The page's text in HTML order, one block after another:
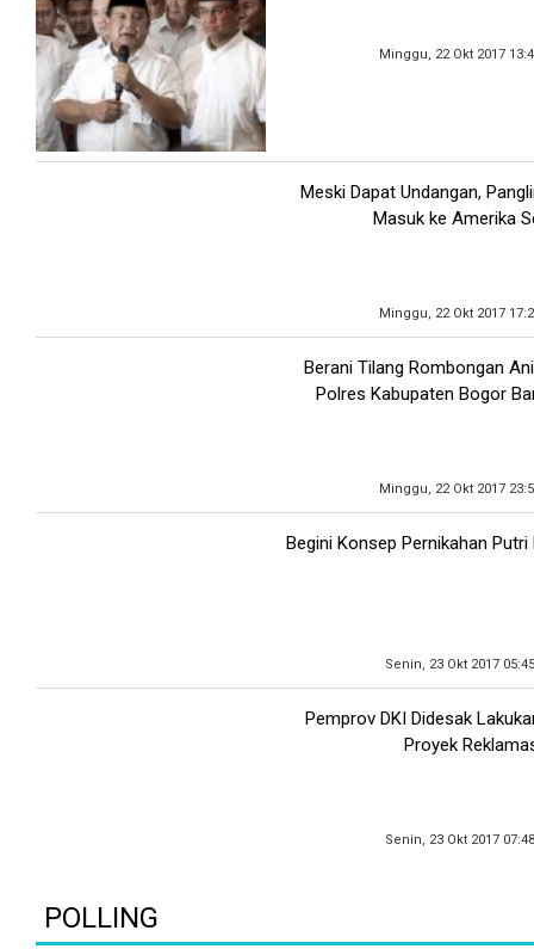
Minggu, 22 Okt 2017
Meski Dapat Undangan,
Masuk ke Amerika
Minggu, 22 Okt 2017
Berani Tilang Rombongan
Polres Kabupaten Bogor
Minggu, 22 Okt 2017
Begini Konsep Pernikahan
Senin, 23 Okt 2017
Pemprov DKI Didesak
Proyek
Senin, 23 Okt 2017
POLLING